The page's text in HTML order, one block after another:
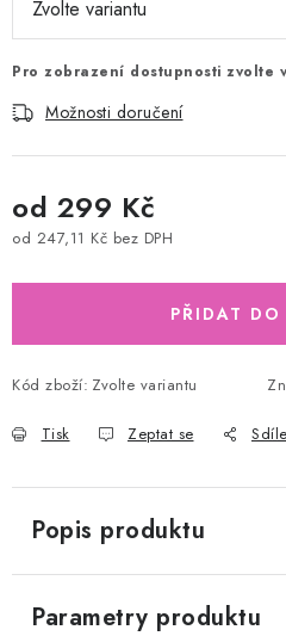
Pro zobrazení dostupnosti zvolte
Možnosti doručení
od 299 Kč
od 247,11 Kč bez DPH
PŘIDAT DO
Kód zboží: Zvolte variantu
Tisk Zeptat se
Popis produktu
Parametry produktu